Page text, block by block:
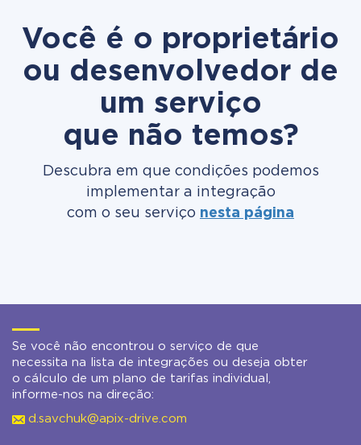
Você é o proprietário
ou desenvolvedor de
um serviço
que não temos?
Descubra em que condições podemos
implementar a integração
com o seu serviço nesta página
Se você não encontrou o serviço de que
necessita na lista de integrações ou deseja obter
o cálculo de um plano de tarifas individual,
informe-nos na direção:
d.savchuk@apix-drive.com